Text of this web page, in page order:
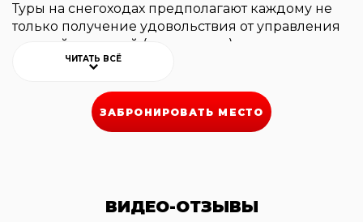
ЗАБРОНИРОВАТЬ МЕСТО
Туры на снегоходах предполагают каждому не
только получение удовольствия от управления
мощной машиной (снегоходом), но и
насыщенную экскурсионную программу. Сезон
Однако если путешествия предполагают
движение по замерзшим водоемам, то сроки
проведения тура полностью зависят от толщины
сложности маршрута. Существуют простые
ЧИТАТЬ ВСЁ
ВИДЕО-ОТЗЫВЫ